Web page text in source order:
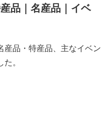
品｜名産品｜イベ
産品・特産品、主なイベン
。